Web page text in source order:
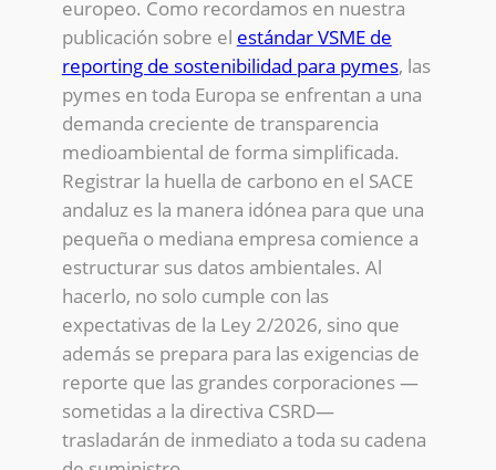
europeo. Como recordamos en nuestra
publicación sobre el estándar VSME de
reporting de sostenibilidad para pymes, las
pymes en toda Europa se enfrentan a una
demanda creciente de transparencia
medioambiental de forma simplificada.
Registrar la huella de carbono en el SACE
andaluz es la manera idónea para que una
pequeña o mediana empresa comience a
estructurar sus datos ambientales. Al
hacerlo, no solo cumple con las
expectativas de la Ley 2/2026, sino que
además se prepara para las exigencias de
reporte que las grandes corporaciones —
sometidas a la directiva CSRD—
trasladarán de inmediato a toda su cadena